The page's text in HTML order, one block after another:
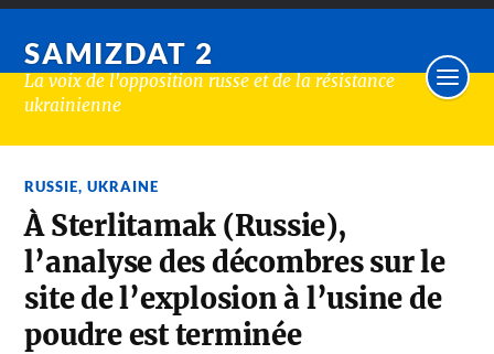
SAMIZDAT 2
La voix de l'opposition russe et de la résistance
ukrainienne
RUSSIE,UKRAINE
À Sterlitamak (Russie),
l’analyse des décombres sur le
site de l’explosion à l’usine de
poudre est terminée